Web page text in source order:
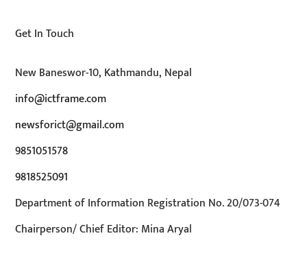
Get In Touch
New Baneswor-10, Kathmandu, Nepal
info@ictframe.com
newsforict@gmail.com
9851051578
9818525091
Department of Information Registration No. 20/073-074
Chairperson/ Chief Editor: Mina Aryal